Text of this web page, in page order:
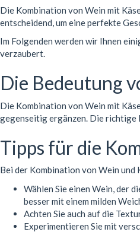
Die Kombination von Wein mit
entscheidend, um eine perfekte
Im Folgenden werden wir Ihnen
verzaubert.
Die Bedeutung
Die Kombination von Wein mit
gegenseitig ergänzen. Die richtige
Tipps für die
Bei der Kombination von Wein und
Wählen Sie einen Wein, der
besser mit einem milden
Achten Sie auch auf die
Experimentieren Sie mit